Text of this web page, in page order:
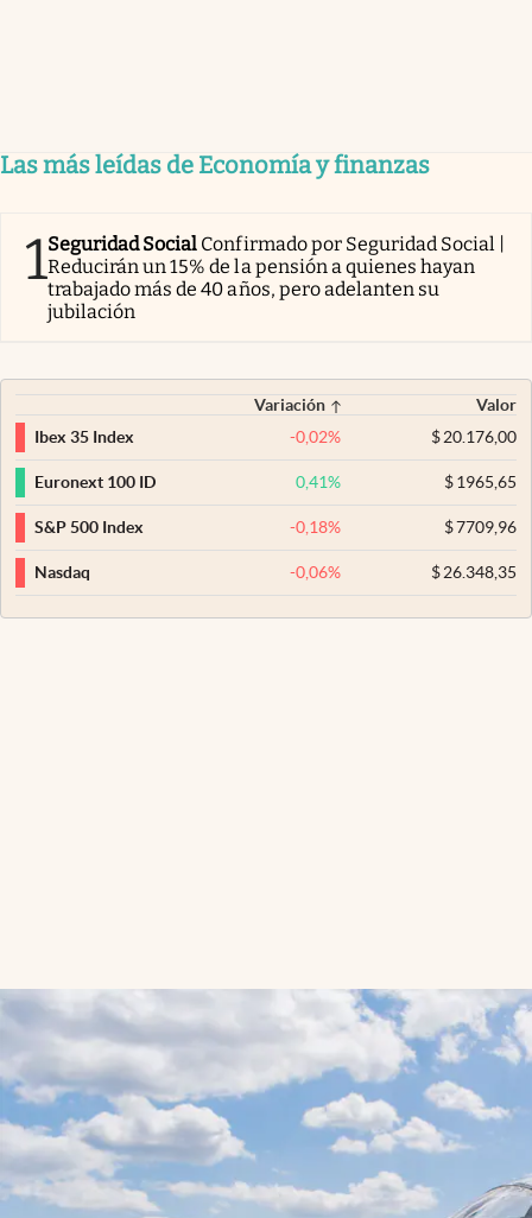
Las más leídas de Economía y finanzas
1Seguridad Social Confirmado por Seguridad Social |
Reducirán un 15% de la pensión a quienes hayan
trabajado más de 40 años, pero adelanten su
jubilación
Variación
Valor
Ibex 35 Index
-0,02% $20.176,00
Euronext 100 ID 0,41% $1965,65
S&P 500 Index -0,18% $7709,96
Nasdaq -0,06% $26.348,35